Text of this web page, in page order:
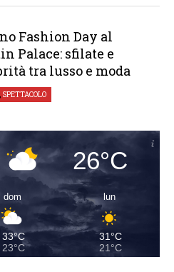
Fashion Day al
Palace: sfilate e
tra lusso e moda
, SPETTACOLO
26°C
dom
33°C
23°C
lun
31°C
21°C